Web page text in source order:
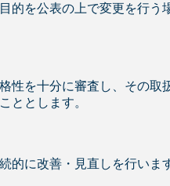
的を公表の上で変更を行う
性を十分に審査し、その取
ととします。
的に改善・見直しを行いま